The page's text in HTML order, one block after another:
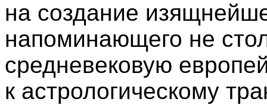
на создание
напоминающего не
средневековую
к астрологическому